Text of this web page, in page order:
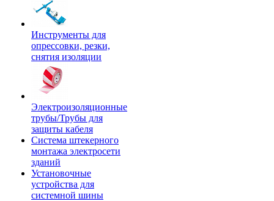
Инструменты для
опрессовки, резки,
снятия изоляции
Электроизоляционные
трубы/Трубы для
защиты кабеля
Система штекерного
монтажа электросети
зданий
Установочные
устройства для
системной шины